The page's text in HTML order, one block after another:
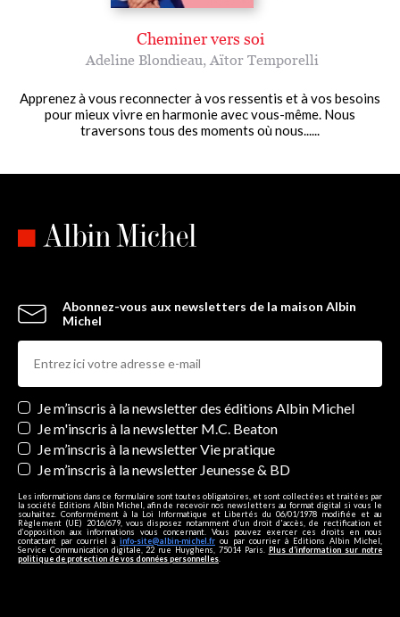
Cheminer vers soi
Adeline Blondieau, Aïtor Temporelli
Apprenez à vous reconnecter à vos ressentis et à vos besoins
pour mieux vivre en harmonie avec vous-même. Nous
traversons tous des moments où nous......
Abonnez-vous aux newsletters de la maison Albin
Michel
Newsletters
Je m’inscris à la newsletter des éditions Albin Michel
Je m'inscris à la newsletter M.C. Beaton
Je m’inscris à la newsletter Vie pratique
Je m’inscris à la newsletter Jeunesse & BD
Les informations dans ce formulaire sont toutes obligatoires, et sont collectées et traitées par
la société Editions Albin Michel, afin de recevoir nos newsletters au format digital si vous le
souhaitez. Conformément à la Loi Informatique et Libertés du 06/01/1978 modifiée et au
Règlement (UE) 2016/679, vous disposez notamment d'un droit d'accès, de rectification et
d’opposition aux informations vous concernant. Vous pouvez exercer ces droits en nous
contactant par courriel à info-site@albin-michel.fr ou par courrier à Editions Albin Michel,
Service Communication digitale, 22 rue Huyghens, 75014 Paris. Plus d’information sur notre
politique de protection de vos données personnelles